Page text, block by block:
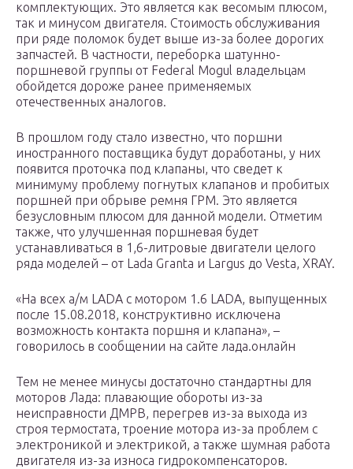
комплектующих. Это является как весомым плюсом,
так и минусом двигателя. Стоимость обслуживания
при ряде поломок будет выше из-за более дорогих
запчастей. В частности, переборка шатунно-
поршневой группы от Federal Mogul владельцам
обойдется дороже ранее применяемых
отечественных аналогов.
В прошлом году стало известно, что поршни
иностранного поставщика будут доработаны, у них
появится проточка под клапаны, что сведет к
минимуму проблему погнутых клапанов и пробитых
поршней при обрыве ремня ГРМ. Это является
безусловным плюсом для данной модели. Отметим
также, что улучшенная поршневая будет
устанавливаться в 1,6-литровые двигатели целого
ряда моделей – от Lada Granta и Largus до Vesta, XRAY.
«На всех а/м LADA с мотором 1.6 LADA, выпущенных
после 15.08.2018, конструктивно исключена
возможность контакта поршня и клапана», –
говорилось в сообщении на сайте лада.онлайн
Тем не менее минусы достаточно стандартны для
моторов Лада: плавающие обороты из-за
неисправности ДМРВ, перегрев из-за выхода из
строя термостата, троение мотора из-за проблем с
электроникой и электрикой, а также шумная работа
двигателя из-за износа гидрокомпенсаторов.